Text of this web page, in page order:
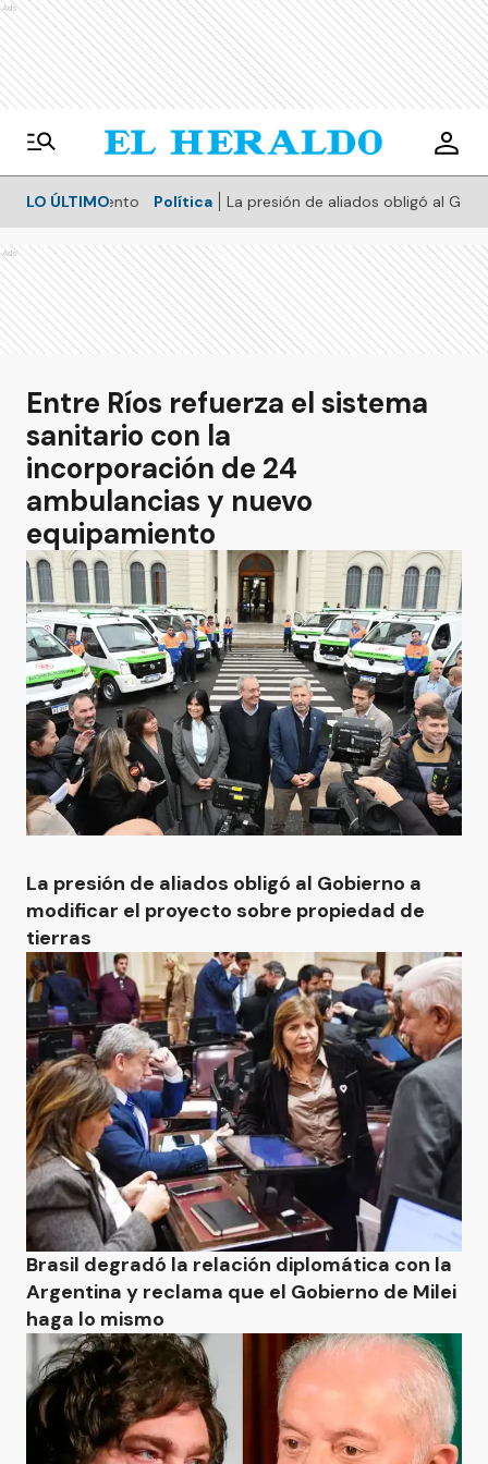
Ads
LO ÚLTIMO
Política La presión de aliados obligó al Gobierno a
Ads
Entre Ríos refuerza el sistema
sanitario con la
incorporación de 24
ambulancias y nuevo
equipamiento
La presión de aliados obligó al Gobierno a
modificar el proyecto sobre propiedad de
tierras
Brasil degradó la relación diplomática con la
Argentina y reclama que el Gobierno de Milei
haga lo mismo